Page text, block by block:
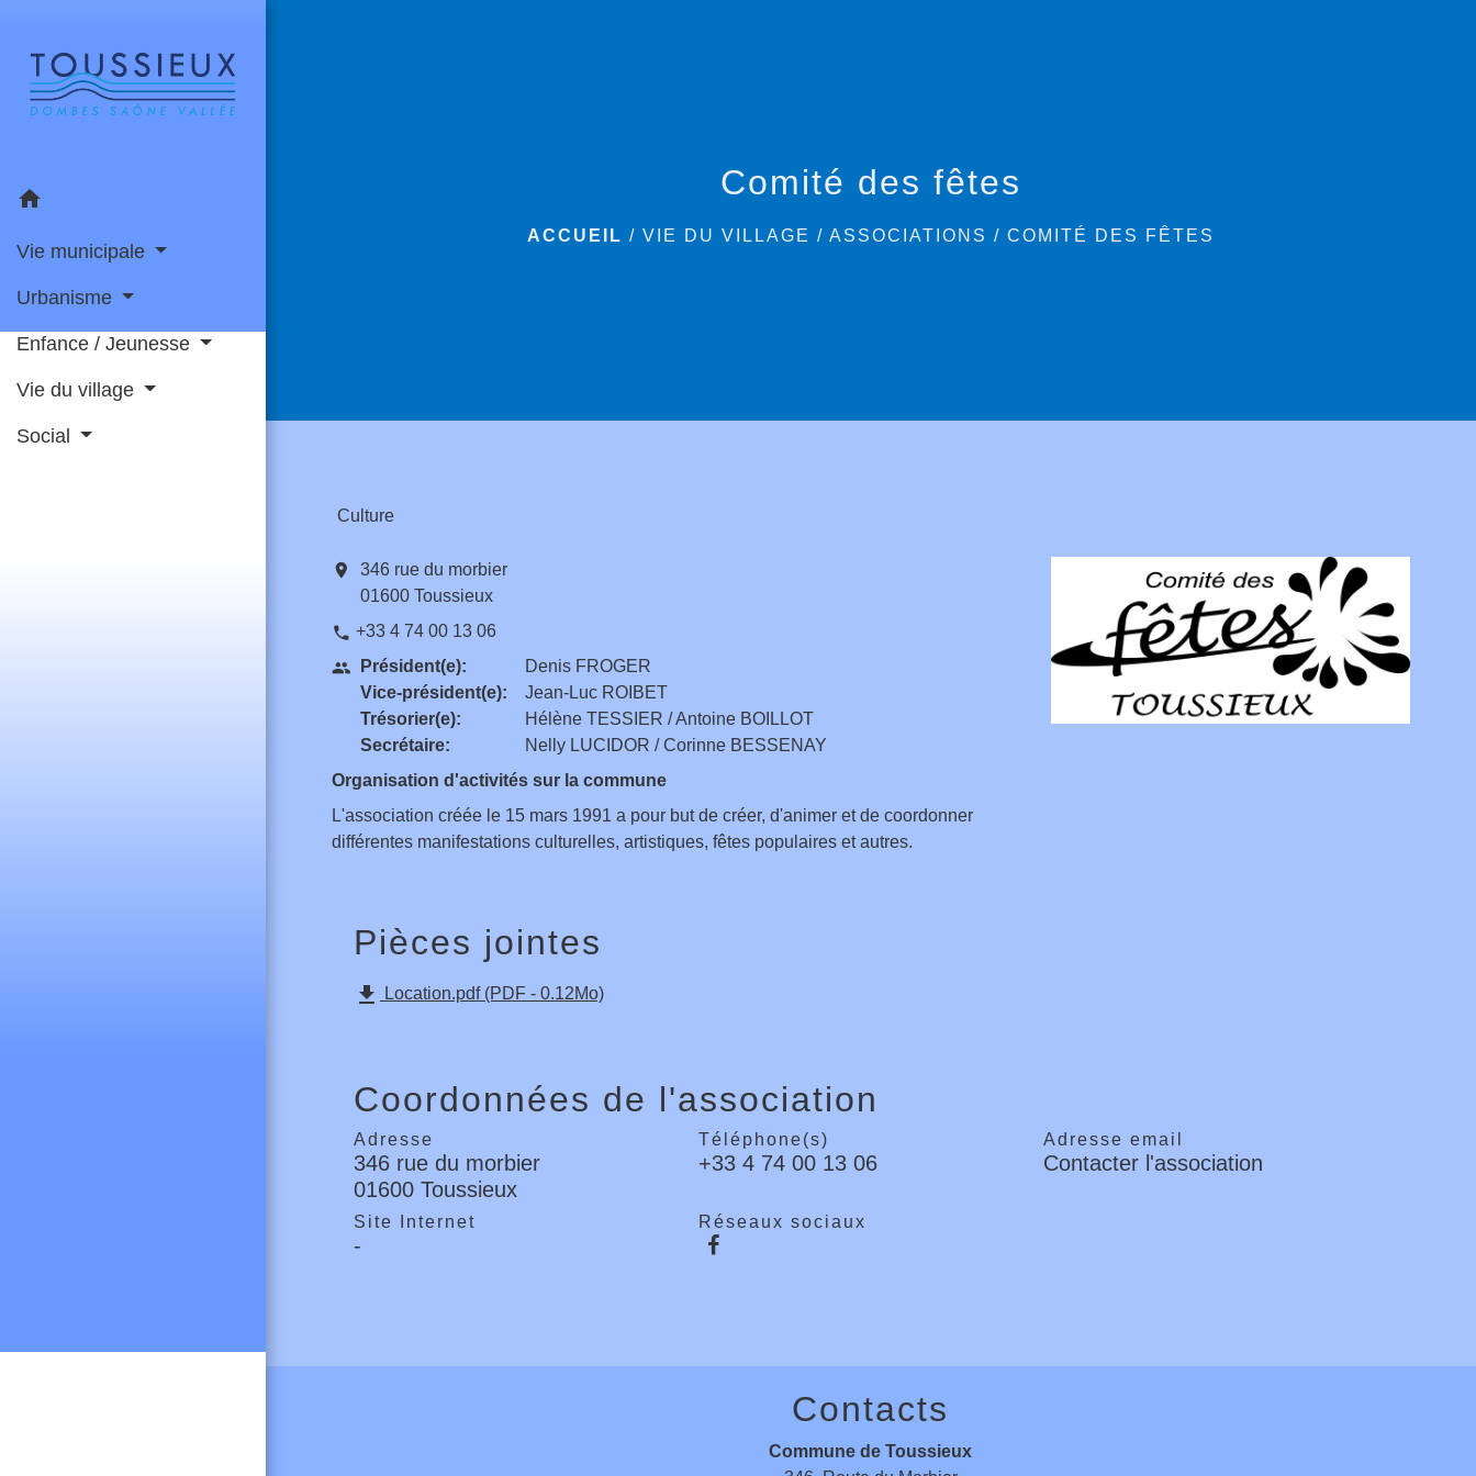
home
Vie municipale
Urbanisme
Enfance / Jeunesse
Vie du village
Social
Comité des fêtes
ACCUEIL / VIE DU VILLAGE / ASSOCIATIONS / COMITÉ DES FÊTES
Culture
location_on
346 rue du morbier
01600 Toussieux
phone +33 4 74 00 13 06
people
Président(e):
Vice-président(e):
Trésorier(e):
Secrétaire:
Denis FROGER
Jean-Luc ROIBET
Hélène TESSIER / Antoine BOILLOT
Nelly LUCIDOR / Corinne BESSENAY
Organisation d'activités sur la commune
L'association créée le 15 mars 1991 a pour but de créer, d'animer et de coordonner
différentes manifestations culturelles, artistiques, fêtes populaires et autres.
Pièces jointes
file_download Location.pdf (PDF - 0.12Mo)
Coordonnées de l'association
Adresse
346 rue du morbier
01600 Toussieux
Téléphone(s)
+33 4 74 00 13 06
Adresse email
Contacter l'association
Site Internet
-
Réseaux sociaux
Contacts
Commune de Toussieux